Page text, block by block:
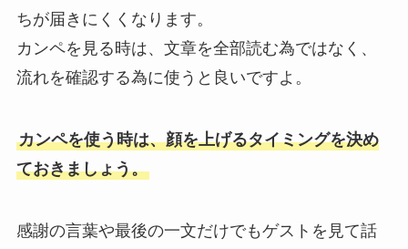
ちが届きにくくなります。
カンペを見る時は、文章を全部読む為ではなく、
流れを確認する為に使うと良いですよ。
カンペを使う時は、顔を上げるタイミングを決め
ておきましょう。
感謝の言葉や最後の一文だけでもゲストを見て話